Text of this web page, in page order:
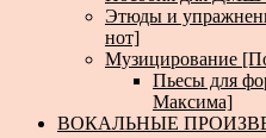
Этюды и
нот]
Музицирование
Пьесы для
Максима]
ВОКАЛЬНЫЕ